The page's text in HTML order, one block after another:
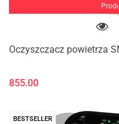
Oczyszczacz powietrza
855.00
BESTSELLER